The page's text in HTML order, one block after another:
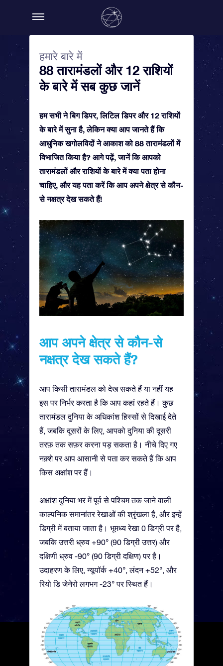
हमारे बारे में
88 तारामंडलों और 12 राशियों
के बारे में सब कुछ जानें
हम सभी ने बिग डिपर, लिटिल डिपर और 12 राशियों
के बारे में सुना है, लेकिन क्या आप जानते हैं कि
आधुनिक खगोलविदों ने आकाश को 88 तारामंडलों में
विभाजित किया है? आगे पढ़ें, जानें कि आपको
तारामंडलों और राशियों के बारे में क्या पता होना
चाहिए, और यह पता करें कि आप अपने क्षेत्र से कौन-
से नक्षत्र देख सकते हैं!
आप अपने क्षेत्र से कौन-से
नक्षत्र देख सकते हैं?
आप किसी तारामंडल को देख सकते हैं या नहीं यह
इस पर निर्भर करता है कि आप कहां रहते हैं। कुछ
तारामंडल दुनिया के अधिकांश हिस्सों से दिखाई देते
हैं, जबकि दूसरों के लिए, आपको दुनिया की दूसरी
तरफ़ तक सफ़र करना पड़ सकता है। नीचे दिए गए
नक़्शे पर आप आसानी से पता कर सकते हैं कि आप
किस अक्षांश पर हैं।
अक्षांश दुनिया भर में पूर्व से पश्चिम तक जाने वाली
काल्पनिक समानांतर रेखाओं की श्रृंखला है, और इन्हें
डिग्री में बताया जाता है। भूमध्य रेखा 0 डिग्री पर है,
जबकि उत्तरी ध्रुव +90° (90 डिग्री उत्तर) और
दक्षिणी ध्रुव -90° (90 डिग्री दक्षिण) पर है।
उदाहरण के लिए, न्यूयॉर्क +40°, लंदन +52°, और
रियो डि जेनेरो लगभग -23° पर स्थित हैं।